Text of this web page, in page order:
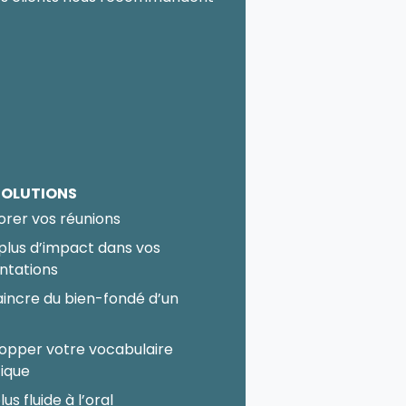
vos réunions
d’impact dans vos
du bien-fondé d’un
votre vocabulaire
fluide à l’oral